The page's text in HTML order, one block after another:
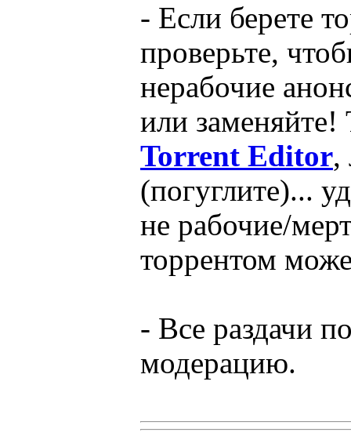
- Если берете
проверьте,
нерабочие
или заменяйте!
Torrent Editor,
(погуглите)...
не рабочие/
торрентом
- Все раздачи
модерацию.